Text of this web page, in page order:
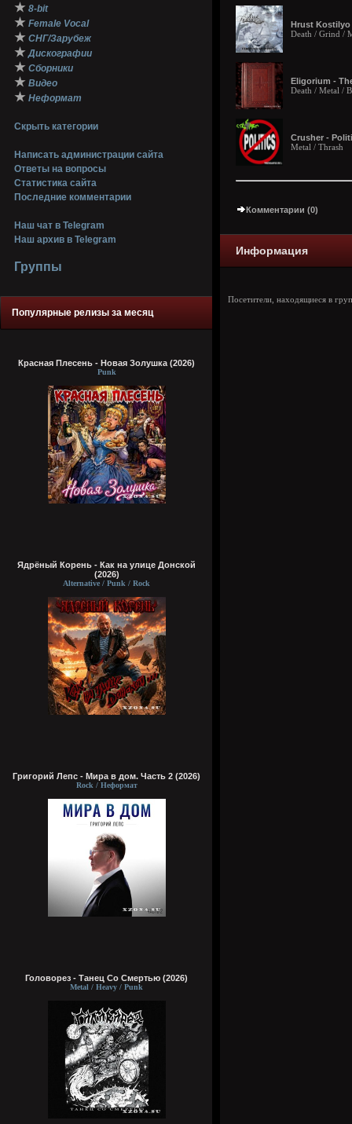
★ 8-bit
★ Female Vocal
★ СНГ/Зарубеж
★ Дискографии
★ Сборники
★ Видео
★ Неформат
Скрыть категории
Написать администрации сайта
Ответы на вопросы
Статистика сайта
Последние комментарии
Наш чат в Telegram
Наш архив в Telegram
Группы
Популярные релизы за месяц
Красная Плесень - Новая Золушка (2026)
Punk
Ядрёный Корень - Как на улице Донской
(2026)
Alternative / Punk / Rock
Григорий Лепс - Мира в дом. Часть 2 (2026)
Rock / Неформат
Головорез - Tанец Со Смертью (2026)
Metal / Heavy / Punk
Hrust Kostilyo
Death / Grind /
Eligorium -
Death / Metal /
Crusher -
Metal / Thrash
Комментарии (0)
Информация
Посетители, находящиеся в